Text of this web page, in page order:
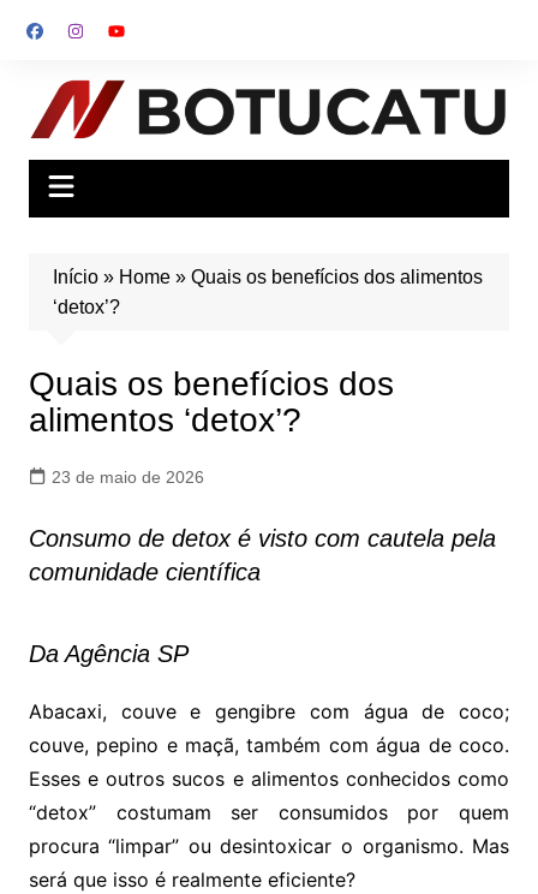
para
conteúdo
Início» Home» Quais os benefícios dos alimentos
‘detox’?
Quais os benefícios dos
alimentos ‘detox’?
23 de maio de 2026
Consumo de detox é visto com cautela pela
comunidade científica
Da Agência SP
Abacaxi, couve e gengibre com água de coco;
couve, pepino e maçã, também com água de coco.
Esses e outros sucos e alimentos conhecidos como
“detox” costumam ser consumidos por quem
procura “limpar” ou desintoxicar o organismo. Mas
será que isso é realmente eficiente?